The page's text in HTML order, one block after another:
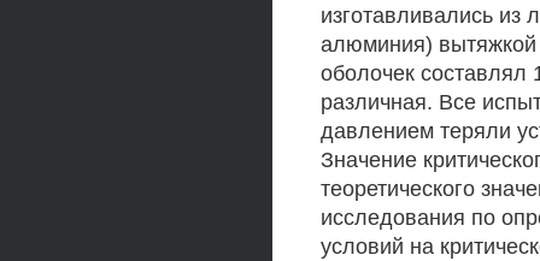
изготавливались из
алюминия) вытяжкой
оболочек
различная. Все
давлением теряли
Значение
теоретического
исследования по
условий на